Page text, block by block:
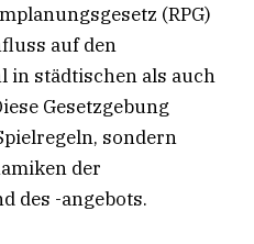
(RPG)
auf den
städtischen als auch
Gesetzgebung
sondern
der
des -angebots.